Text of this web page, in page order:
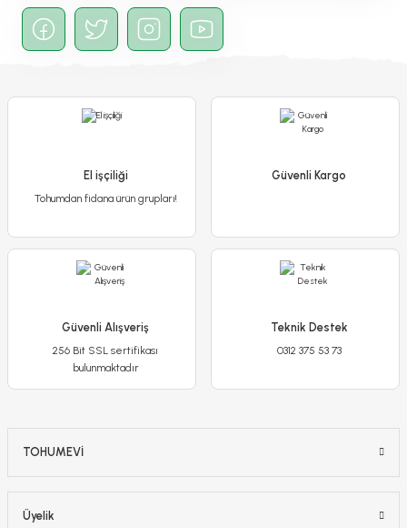
Gönder
300,00 TL
Stokta Yok
Stokta Yok
El işçiliği
Tohumdan fidana ürün grupları!
Güvenli Kargo
Güvenli Alışveriş
256 Bit SSL sertifikası
bulunmaktadır
Teknik Destek
0312 375 53 73
TOHUMEVİ
Üyelik